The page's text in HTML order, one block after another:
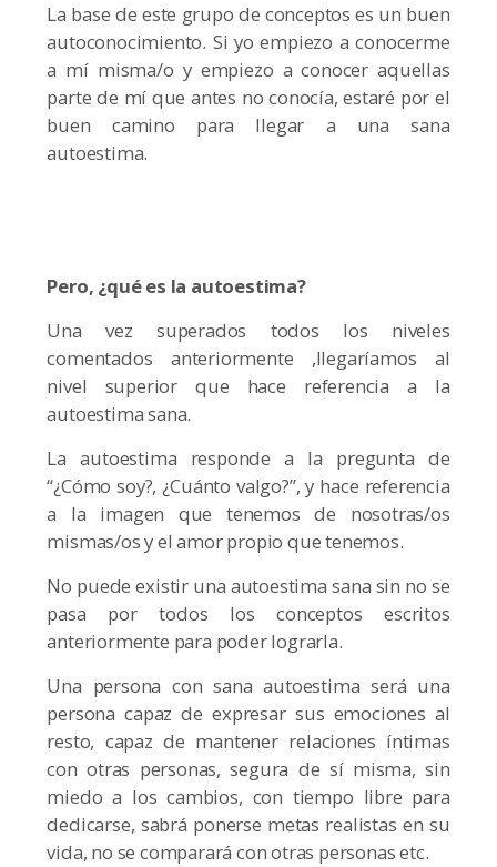
La base de este grupo de conceptos es un buen
autoconocimiento. Si yo empiezo a conocerme
a mí misma/o y empiezo a conocer aquellas
parte de mí que antes no conocía, estaré por el
buen camino para llegar a una sana
autoestima.
Pero, ¿qué es la autoestima?
Una vez superados todos los niveles
comentados anteriormente ,llegaríamos al
nivel superior que hace referencia a la
autoestima sana.
La autoestima responde a la pregunta de
“¿Cómo soy?, ¿Cuánto valgo?”, y hace referencia
a la imagen que tenemos de nosotras/os
mismas/os y el amor propio que tenemos.
No puede existir una autoestima sana sin no se
pasa por todos los conceptos escritos
anteriormente para poder lograrla.
Una persona con sana autoestima será una
persona capaz de expresar sus emociones al
resto, capaz de mantener relaciones íntimas
con otras personas, segura de sí misma, sin
miedo a los cambios, con tiempo libre para
dedicarse, sabrá ponerse metas realistas en su
vida, no se comparará con otras personas etc.